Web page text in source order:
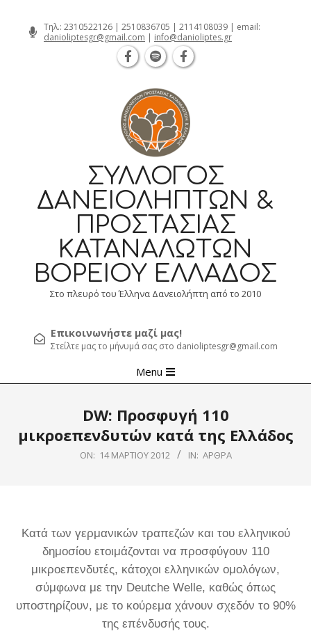
Τηλ.: 2310522126 | 2510836705 | 2114108039 | email:
danioliptesgr@gmail.com | info@danioliptes.gr
ΣΎΛΛΟΓΟΣ
ΔΑΝΕΙΟΛΗΠΤΏΝ &
ΠΡΟΣΤΑΣΊΑΣ
ΚΑΤΑΝΑΛΩΤΏΝ
ΒΟΡΕΊΟΥ ΕΛΛΆΔΟΣ
Στο πλευρό του Έλληνα Δανειολήπτη από το 2010
Επικοινωνήστε μαζί μας!
Στείλτε μας το μήνυμά σας στο danioliptesgr@gmail.com
Navigation
Menu
DW: Προσφυγή 110
μικροεπενδυτών κατά της Ελλάδος
ON: 14 ΜΑΡΤΊΟΥ 2012 IN: ΆΡΘΡΑ
Κατά των γερμανικών τραπεζών και του ελληνικού
δημοσίου ετοιμάζονται να προσφύγουν 110
μικροεπενδυτές, κάτοχοι ελληνικών ομολόγων,
σύμφωνα με την Deutche Welle, καθώς όπως
υποστηρίζουν, με το κούρεμα χάνουν σχεδόν το 90%
της επένδυσής τους.